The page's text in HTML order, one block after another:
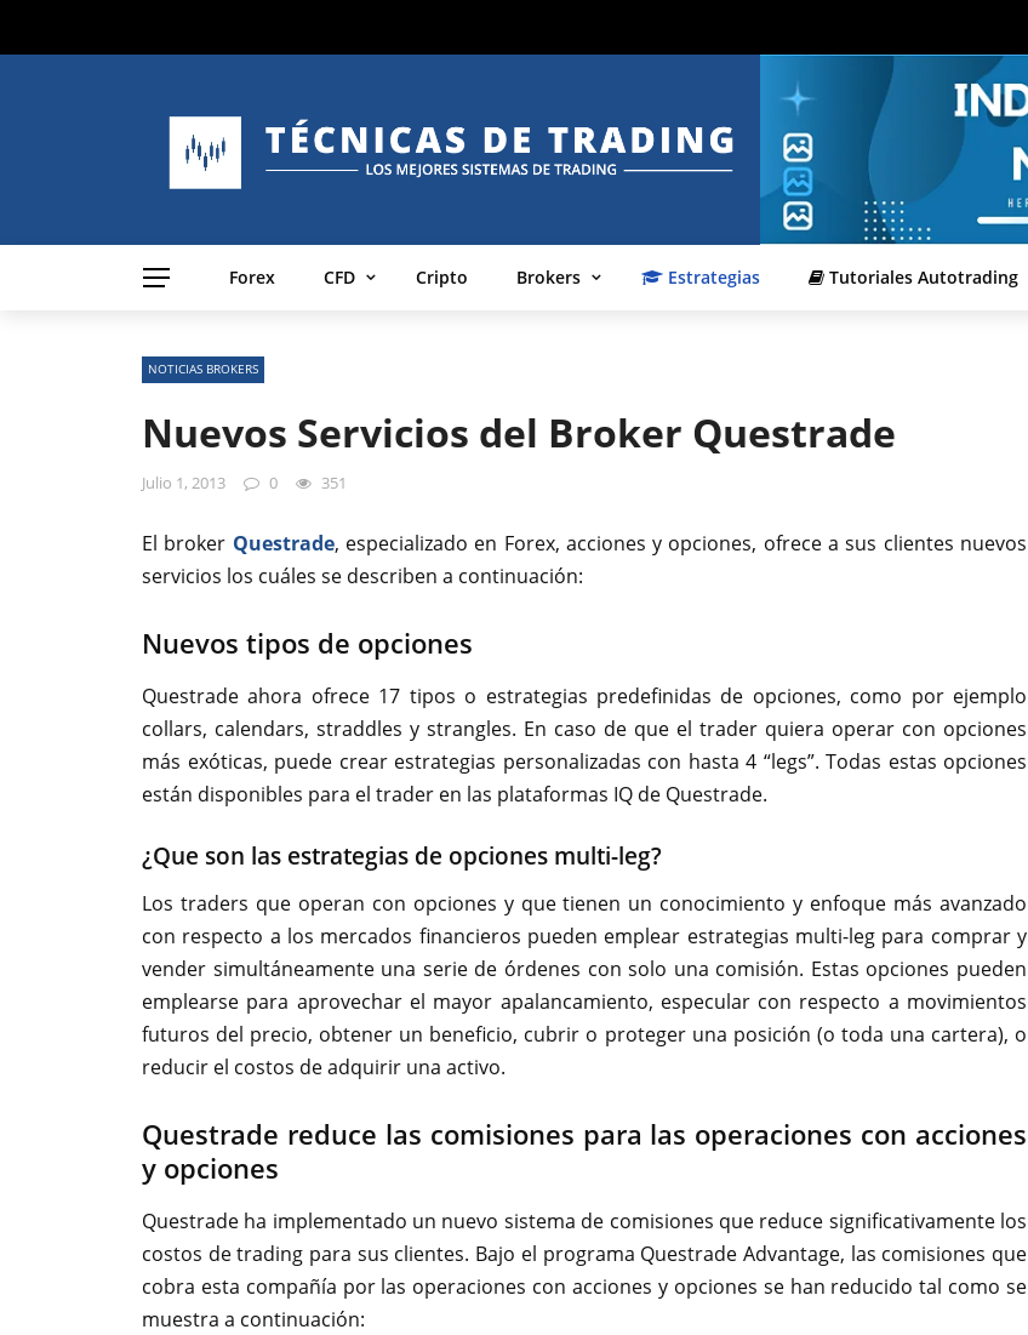
Forex CFD Cripto Brokers Estrategias Tutoriales Autotrading
NOTICIAS BROKERS
Nuevos Servicios del Broker Questrade
Julio 1, 2013 0 351
El broker Questrade, especializado en Forex, acciones y opciones, ofrece a sus clientes nuevos
servicios los cuáles se describen a continuación:
Nuevos tipos de opciones
Questrade ahora ofrece 17 tipos o estrategias predefinidas de opciones, como por ejemplo
collars, calendars, straddles y strangles. En caso de que el trader quiera operar con opciones
más exóticas, puede crear estrategias personalizadas con hasta 4 “legs”. Todas estas opciones
están disponibles para el trader en las plataformas IQ de Questrade.
¿Que son las estrategias de opciones multi-leg?
Los traders que operan con opciones y que tienen un conocimiento y enfoque más avanzado
con respecto a los mercados financieros pueden emplear estrategias multi-leg para comprar y
vender simultáneamente una serie de órdenes con solo una comisión. Estas opciones pueden
emplearse para aprovechar el mayor apalancamiento, especular con respecto a movimientos
futuros del precio, obtener un beneficio, cubrir o proteger una posición (o toda una cartera), o
reducir el costos de adquirir una activo.
Questrade reduce las comisiones para las operaciones con acciones
y opciones
Questrade ha implementado un nuevo sistema de comisiones que reduce significativamente los
costos de trading para sus clientes. Bajo el programa Questrade Advantage, las comisiones que
cobra esta compañía por las operaciones con acciones y opciones se han reducido tal como se
muestra a continuación: